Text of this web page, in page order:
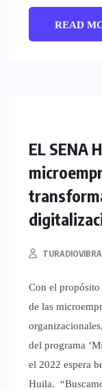
READ
EL SENA
TURADIOVIBRA
Con el
de las
del programa
el 2022 espera
Huila.